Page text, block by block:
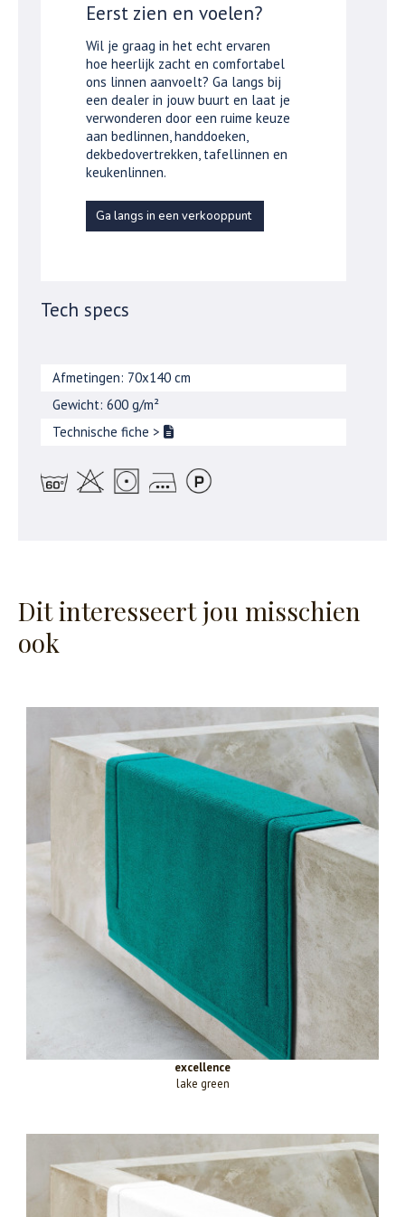
Eerst zien en voelen?
Wil je graag in het echt ervaren
hoe heerlijk zacht en comfortabel
ons linnen aanvoelt? Ga langs bij
een dealer in jouw buurt en laat je
verwonderen door een ruime keuze
aan bedlinnen, handdoeken,
dekbedovertrekken, tafellinnen en
keukenlinnen.
Ga langs in een verkooppunt
Tech specs
Afmetingen: 70x140 cm
Gewicht: 600 g/m²
Technische fiche >
Dit interesseert jou misschien
ook
excellence
lake green